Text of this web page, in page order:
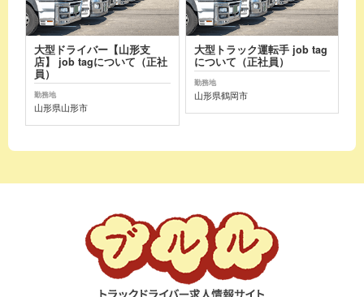
大型ドライバー【山形支
店】 job tagについて（正社
員）
勤務地
山形県山形市
大型トラック運転手 job tag
について（正社員）
勤務地
山形県鶴岡市